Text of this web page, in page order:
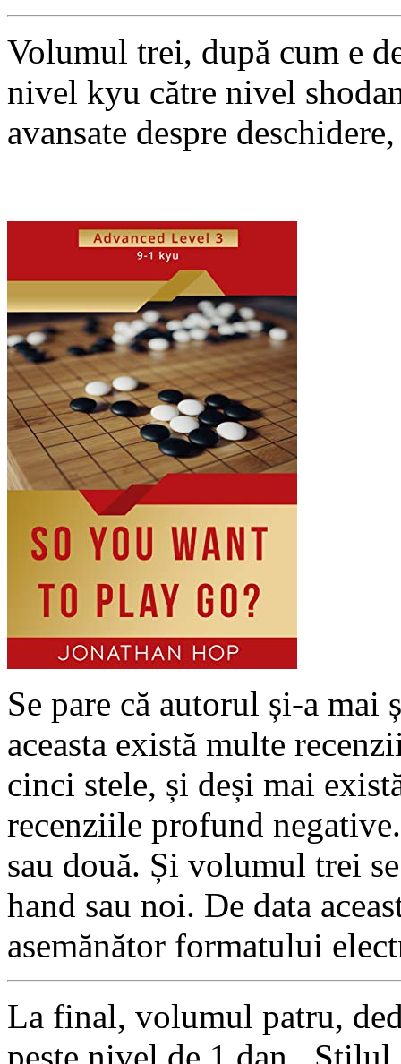
Volumul trei, după cum e
nivel kyu către nivel
avansate despre
Se pare că autorul și-a
aceasta există multe
cinci stele, și deși mai
recenziile profund
sau două. Și volumul trei
hand sau noi. De data
asemănător formatului
La final, volumul patru,
peste nivel de 1 dan. Stilul